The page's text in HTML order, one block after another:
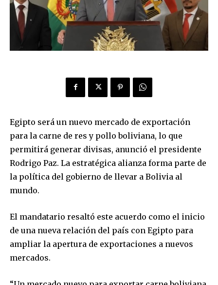
Egipto será un nuevo mercado de exportación
para la carne de res y pollo boliviana, lo que
permitirá generar divisas, anunció el presidente
Rodrigo Paz. La estratégica alianza forma parte de
la política del gobierno de llevar a Bolivia al
mundo.
El mandatario resaltó este acuerdo como el inicio
de una nueva relación del país con Egipto para
ampliar la apertura de exportaciones a nuevos
mercados.